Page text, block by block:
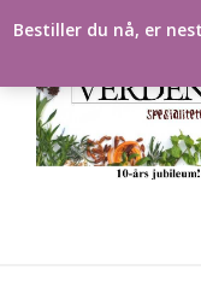
toBestiller du nå, er